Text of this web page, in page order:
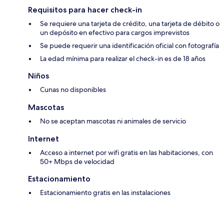
Requisitos para hacer check-in
Se requiere una tarjeta de crédito, una tarjeta de débito o
un depósito en efectivo para cargos imprevistos
Se puede requerir una identificación oficial con fotografía
La edad mínima para realizar el check-in es de 18 años
Niños
Cunas no disponibles
Mascotas
No se aceptan mascotas ni animales de servicio
Internet
Acceso a internet por wifi gratis en las habitaciones, con
50+ Mbps de velocidad
Estacionamiento
Estacionamiento gratis en las instalaciones